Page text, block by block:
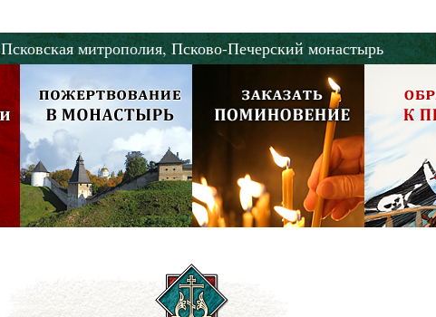
Псковская митрополия, Псково-Печерский монастырь